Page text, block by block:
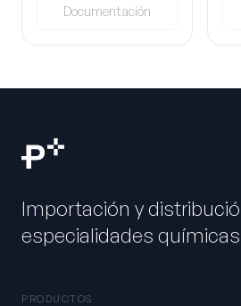
Documentación
Importación y
especialidades
PRODUCTOS